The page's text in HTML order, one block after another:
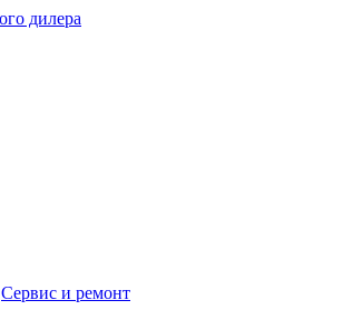
Сервис и ремонт